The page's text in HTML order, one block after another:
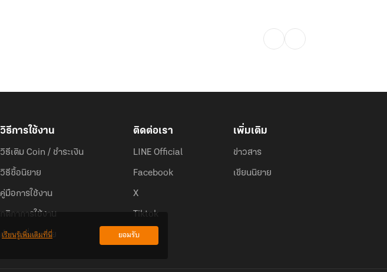
วิธีการใช้งาน
วิธีเติม Coin / ชำระเงิน
วิธีซื้อนิยาย
คู่มือการใช้งาน
กติกาการใช้งาน
คำถามที่พบบ่อย
ติดต่อเรา
LINE Official
Facebook
X
Tiktok
เพิ่มเติม
ข่าวสาร
เขียนนิยาย
เรียนรู้เพิ่มเติมที่นี่ ยอมรับ